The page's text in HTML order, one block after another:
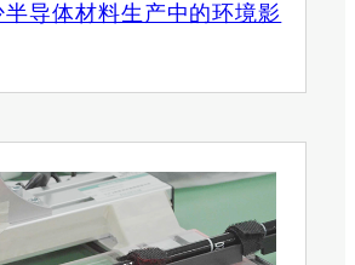
导体材料生产中的环境影